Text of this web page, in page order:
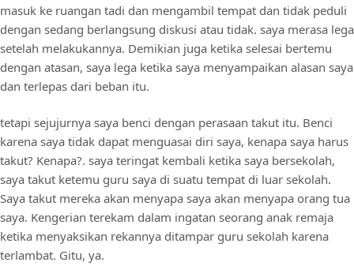
masuk ke ruangan tadi dan mengambil tempat dan tidak peduli
dengan sedang berlangsung diskusi atau tidak. saya merasa lega
setelah melakukannya. Demikian juga ketika selesai bertemu
dengan atasan, saya lega ketika saya menyampaikan alasan saya
dan terlepas dari beban itu.
tetapi sejujurnya saya benci dengan perasaan takut itu. Benci
karena saya tidak dapat menguasai diri saya, kenapa saya harus
takut? Kenapa?. saya teringat kembali ketika saya bersekolah,
saya takut ketemu guru saya di suatu tempat di luar sekolah.
Saya takut mereka akan menyapa saya akan menyapa orang tua
saya. Kengerian terekam dalam ingatan seorang anak remaja
ketika menyaksikan rekannya ditampar guru sekolah karena
terlambat. Gitu, ya.